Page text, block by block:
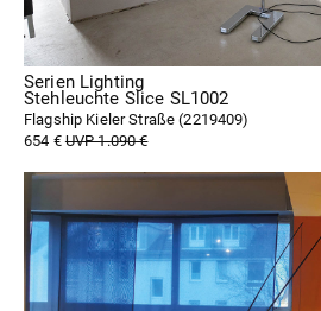
Serien Lighting
Stehleuchte Slice SL1002
Flagship Kieler Straße (2219409)
654 €UVP 1.090 €